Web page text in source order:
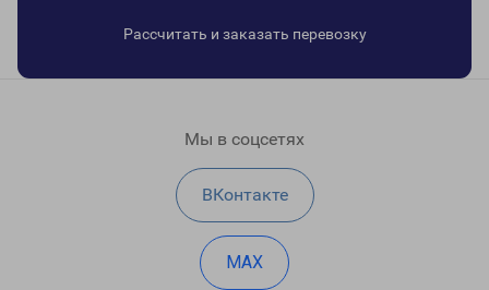
Рассчитать и заказать перевозку
Мы в соцсетях
ВКонтакте
MAX